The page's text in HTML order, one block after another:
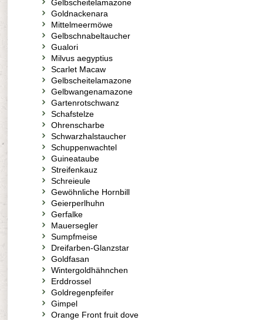
Gelbscheitelamazone
Goldnackenara
Mittelmeermöwe
Gelbschnabeltaucher
Gualori
Milvus aegyptius
Scarlet Macaw
Gelbscheitelamazone
Gelbwangenamazone
Gartenrotschwanz
Schafstelze
Ohrenscharbe
Schwarzhalstaucher
Schuppenwachtel
Guineataube
Streifenkauz
Schreieule
Gewöhnliche Hornbill
Geierperlhuhn
Gerfalke
Mauersegler
Sumpfmeise
Dreifarben-Glanzstar
Goldfasan
Wintergoldhähnchen
Erddrossel
Goldregenpfeifer
Gimpel
Orange Front fruit dove